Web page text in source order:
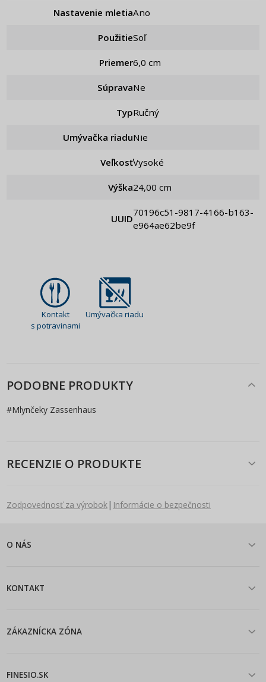
Nastavenie mletia ano
Použitie Soľ
Priemer 6,0 cm
Súprava ne
Typ Ručný
Umývačka riadu Nie
Veľkosť Vysoké
Výška 24,00 cm
UUID
70196c51-9817-4166-b163-
e964ae62be9f
Kontakt
s potravinami
Umývačka riadu
PODOBNE PRODUKTY
#Mlynčeky Zassenhaus
RECENZIE O PRODUKTE
Zodpovednosť za výrobok| Informácie o bezpečnosti
O NÁS
KONTAKT
ZÁKAZNÍCKA ZÓNA
FINESIO.SK